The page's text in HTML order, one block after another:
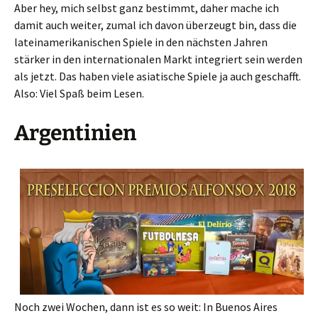
Aber hey, mich selbst ganz bestimmt, daher mache ich
damit auch weiter, zumal ich davon überzeugt bin, dass die
lateinamerikanischen Spiele in den nächsten Jahren
stärker in den internationalen Markt integriert sein werden
als jetzt. Das haben viele asiatische Spiele ja auch geschafft.
Also: Viel Spaß beim Lesen.
Argentinien
Noch zwei Wochen, dann ist es so weit: In Buenos Aires